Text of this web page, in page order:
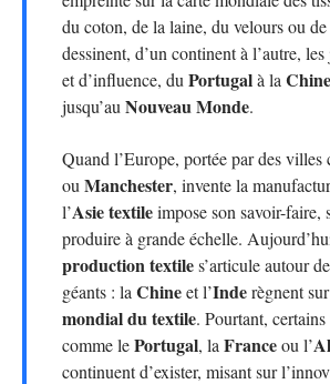
du coton, de la laine, du velours ou
dessinent, d’un continent à l’autre,
et d’influence, du Portugalà la Chine
jusqu’au Nouveau Monde.
Quand l’Europe, portée par des villes
ou Manchester, invente la
l’Asie textileimpose son savoir-faire,
produire à grande échelle.
production textiles’articule autour
géants : la Chineet l’Inderègnent
mondial du textile. Pourtant,
comme lePortugal, la Franceou l’
continuent d’exister, misant sur